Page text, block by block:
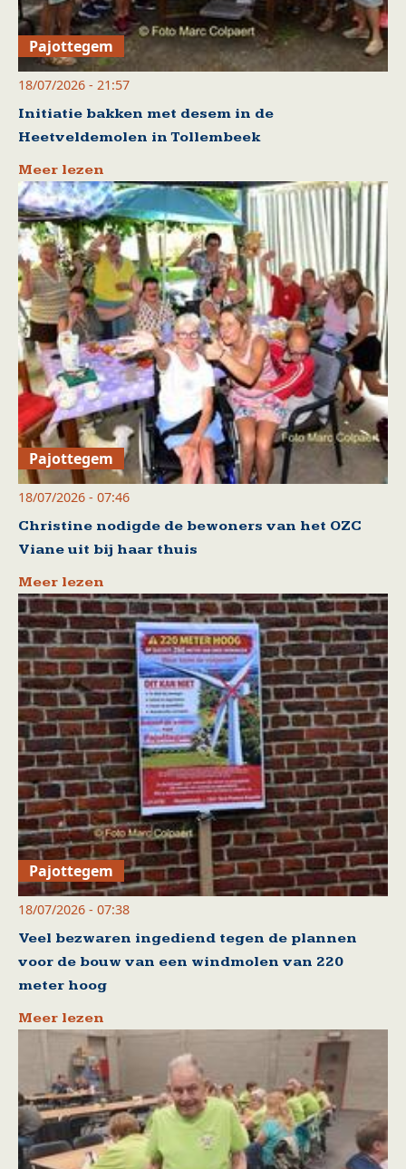
Pajottegem
18/07/2026 - 21:57
Initiatie bakken met desem in de
Heetveldemolen in Tollembeek
Meer lezen
Pajottegem
18/07/2026 - 07:46
Christine nodigde de bewoners van het OZC
Viane uit bij haar thuis
Meer lezen
Pajottegem
18/07/2026 - 07:38
Veel bezwaren ingediend tegen de plannen
voor de bouw van een windmolen van 220
meter hoog
Meer lezen